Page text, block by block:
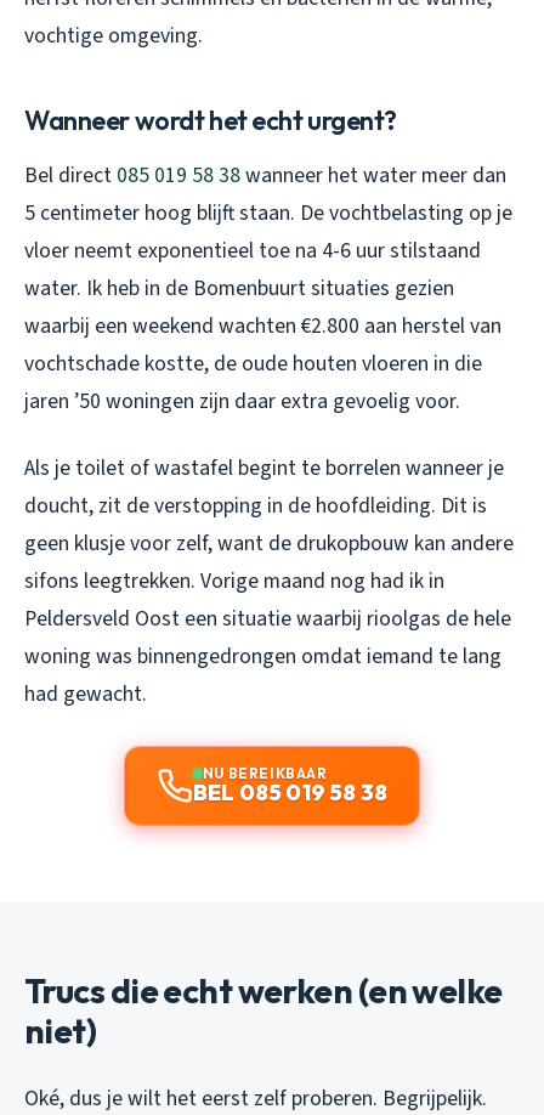
vochtige omgeving.
Wanneer wordt het echt urgent?
Bel direct 085 019 58 38wanneer het water meer dan
5 centimeter hoog blijft staan. De vochtbelasting op je
vloer neemt exponentieel toe na 4-6 uur stilstaand
water. Ik heb in de Bomenbuurt situaties gezien
waarbij een weekend wachten €2.800 aan herstel van
vochtschade kostte, de oude houten vloeren in die
jaren ’50 woningen zijn daar extra gevoelig voor.
Als je toilet of wastafel begint te borrelen wanneer je
doucht, zit de verstopping in de hoofdleiding. Dit is
geen klusje voor zelf, want de drukopbouw kan andere
sifons leegtrekken. Vorige maand nog had ik in
Peldersveld Oost een situatie waarbij rioolgas de hele
woning was binnengedrongen omdat iemand te lang
had gewacht.
NU BEREIKBAAR
BEL 085 019 58 38
Trucs die echt werken (en welke
niet)
Oké, dus je wilt het eerst zelf proberen. Begrijpelijk.